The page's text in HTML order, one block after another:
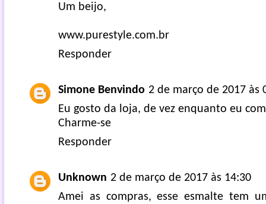
Um beijo,
www.purestyle.com.br
Responder
Simone Benvindo 2 de março de 2017 às
Eu gosto da loja, de vez enquanto eu
Charme-se
Responder
Unknown 2 de março de 2017 às 14:30
Amei as compras, esse esmalte tem